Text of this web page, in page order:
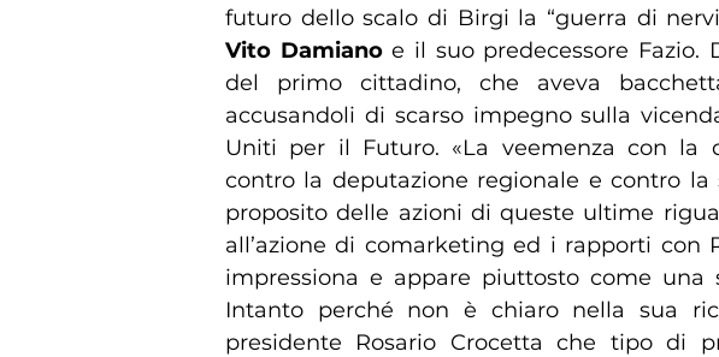
futuro dello scalo di Birgi la “guerra di
Vito Damianoe il suo predecessore Fazio.
del primo cittadino, che aveva
accusandoli di scarso impegno sulla
Uniti per il Futuro. «La veemenza con la
contro la deputazione regionale e contro la
proposito delle azioni di queste ultime
all’azione di comarketing ed i rapporti con
impressiona e appare piuttosto come una
Intanto perché non è chiaro nella sua
presidente Rosario Crocetta che tipo di